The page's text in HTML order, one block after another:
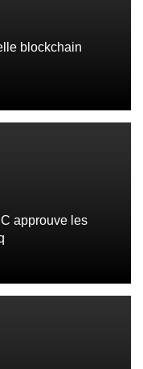
blockchain
approuve les